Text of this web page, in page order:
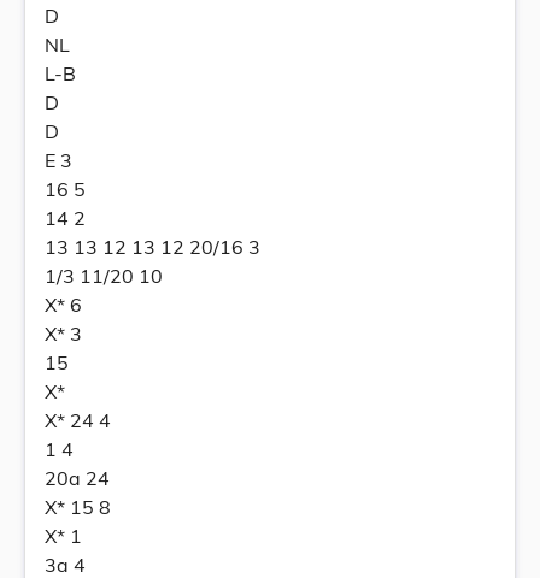
D
NL
L-B
D
D
E 3
16 5
14 2
13 13 12 13 12 20/16 3
1/3 11/20 10
X* 6
X* 3
15
X*
X* 24 4
1 4
20a 24
X* 15 8
X* 1
3a 4